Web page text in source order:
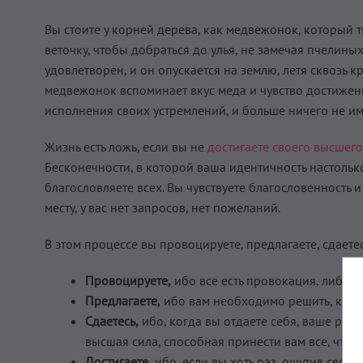
Вы стоите у корней дерева, как медвежонок, который
веточку, чтобы добраться до улья, не замечая
удовлетворен, и он опускается на землю, летя
медвежонок вспоминает вкус меда и чувство
исполнения своих устремлений, и больше ничего не
Жизнь есть ложь, если вы не достигаете своего
Бесконечности, в которой ваша идентичность
благословляете всех. Вы чувствуете благословенность
месту, у вас нет запросов, нет пожеланий.
В этом процессе вы провоцируете, предлагаете,
Провоцируете, ибо все есть провокация, либо
Предлагаете, ибо вам необходимо решить, как
Сдаетесь, ибо, когда вы отдаете себя, ваше
высшая сила, способная принести вам все, что